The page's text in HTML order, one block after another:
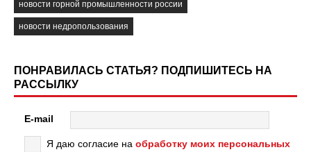
новости горной промышленности россии
новости недропользования
ПОНРАВИЛАСЬ СТАТЬЯ? ПОДПИШИТЕСЬ НА
РАССЫЛКУ
E-mail
Я даю согласие на обработку моих персональных